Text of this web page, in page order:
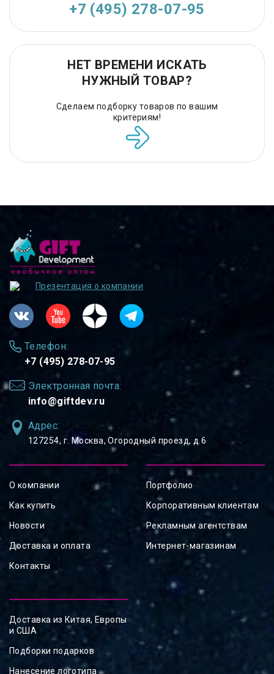
+7 (495) 278-07-95
НЕТ ВРЕМЕНИ ИСКАТЬ
НУЖНЫЙ ТОВАР?
Сделаем подборку товаров по вашим
критериям!
Презентация о компании
Телефон:
+7 (495) 278-07-95
Электронная почта:
info@giftdev.ru
Адрес:
127254, ⁠г. Москва, Огородный проезд, д.6
О компании
Как купить
Новости
Доставка и оплата
Контакты
Портфолио
Корпоративным клиентам
Рекламным агентствам
Интернет-магазинам
Доставка из Китая, Европы
и США
Подборки подарков
Нанесение логотипа